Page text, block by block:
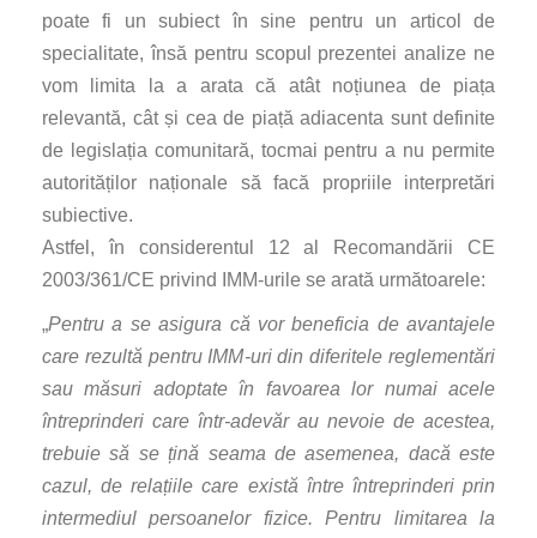
poate fi un subiect în sine pentru un articol de
specialitate, însă pentru scopul prezentei analize ne
vom limita la a arata că atât noțiunea de piața
relevantă, cât și cea de piață adiacenta sunt definite
de legislația comunitară, tocmai pentru a nu permite
autorităților naționale să facă propriile interpretări
subiective.
Astfel, în considerentul 12 al Recomandării CE
2003/361/CE privind IMM-urile se arată următoarele:
„Pentru a se asigura că vor beneficia de avantajele
care rezultă pentru IMM‑uri din diferitele reglementări
sau măsuri adoptate în favoarea lor numai acele
întreprinderi care într‑adevăr au nevoie de acestea,
trebuie să se țină seama de asemenea, dacă este
cazul, de relațiile care există între întreprinderi prin
intermediul persoanelor fizice. Pentru limitarea la